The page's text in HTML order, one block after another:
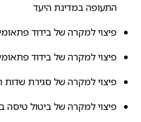
התעופה במדינת היעד
פיצוי למקרה של בידוד
פיצוי למקרה של בידוד
פיצוי למקרה של סגירת שדות
פיצוי למקרה של ביטול טיסה